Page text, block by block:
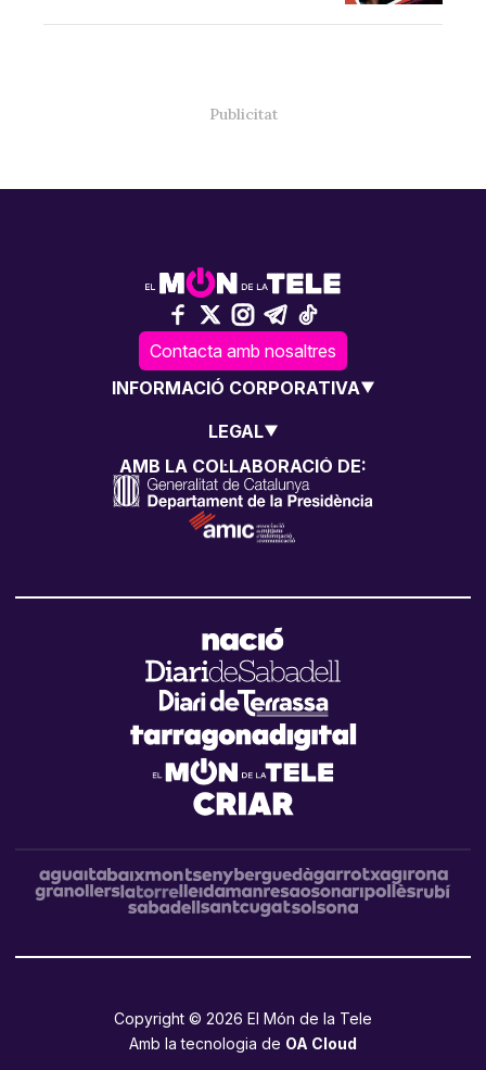
Contacta amb nosaltres
INFORMACIÓ CORPORATIVA
LEGAL
AMB LA COL·LABORACIÓ DE:
Copyright © 2026 El Món de la Tele
Amb la tecnologia de OA Cloud